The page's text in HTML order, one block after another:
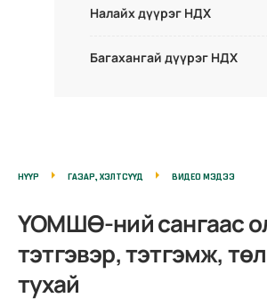
Налайх дүүрэг НДХ
Багахангай дүүрэг НДХ
НҮҮР ГАЗАР, ХЭЛТСҮҮД ВИДЕО МЭДЭЭ
ҮОМШӨ-ний сангаас
тэтгэвэр, тэтгэмж,
тухай